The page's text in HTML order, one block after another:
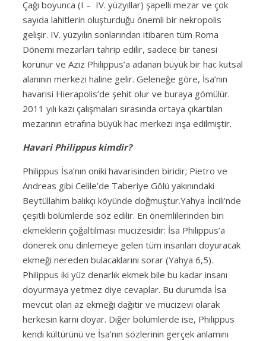
Çağı boyunca (I – IV. yüzyıllar) şapelli mezar ve çok
sayıda lahitlerin oluşturduğu önemli bir nekropolis
gelişir. IV. yüzyılın sonlarından itibaren tüm Roma
Dönemi mezarları tahrip edilir, sadece bir tanesi
korunur ve Aziz Philippus’a adanan büyük bir hac kutsal
alanının merkezi haline gelir. Geleneğe göre, İsa’nın
havarisi Hierapolis’de şehit olur ve buraya gömülür.
2011 yılı kazı çalışmaları sırasında ortaya çıkartılan
mezarının etrafına büyük hac merkezi inşa edilmiştir.
Havari Philippus kimdir?
Philippus İsa’nın oniki havarisinden biridir; Pietro ve
Andreas gibi Celile’de Taberiye Gölü yakınındaki
Beytüllahim balıkçı köyünde doğmuştur.Yahya İncili’nde
çeşitli bölümlerde söz edilir. En önemlilerinden biri
ekmeklerin çoğaltılması mucizesidir: İsa Philippus’a
dönerek onu dinlemeye gelen tüm insanları doyuracak
ekmeği nereden bulacaklarını sorar (Yahya 6,5).
Philippus iki yüz denarlık ekmek bile bu kadar insanı
doyurmaya yetmez diye cevaplar. Bu durumda İsa
mevcut olan az ekmeği dağıtır ve mucizevi olarak
herkesin karnı doyar. Diğer bölümlerde ise, Philippus
kendi kültürünü ve İsa’nın sözlerinin gerçek anlamını